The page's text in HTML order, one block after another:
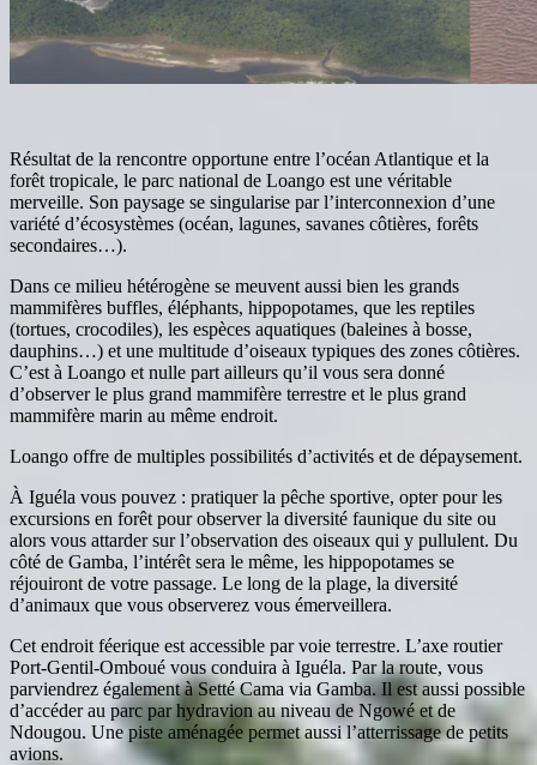
Résultat de la rencontre opportune entre l’océan Atlantique et la
forêt tropicale, le parc national de Loango est une véritable
merveille. Son paysage se singularise par l’interconnexion d’une
variété d’écosystèmes (océan, lagunes, savanes côtières, forêts
secondaires…).
Dans ce milieu hétérogène se meuvent aussi bien les grands
mammifères buffles, éléphants, hippopotames, que les reptiles
(tortues, crocodiles), les espèces aquatiques (baleines à bosse,
dauphins…) et une multitude d’oiseaux typiques des zones côtières.
C’est à Loango et nulle part ailleurs qu’il vous sera donné
d’observer le plus grand mammifère terrestre et le plus grand
mammifère marin au même endroit.
Loango offre de multiples possibilités d’activités et de dépaysement.
À Iguéla vous pouvez : pratiquer la pêche sportive, opter pour les
excursions en forêt pour observer la diversité faunique du site ou
alors vous attarder sur l’observation des oiseaux qui y pullulent. Du
côté de Gamba, l’intérêt sera le même, les hippopotames se
réjouiront de votre passage. Le long de la plage, la diversité
d’animaux que vous observerez vous émerveillera.
Cet endroit féerique est accessible par voie terrestre. L’axe routier
Port-Gentil-Omboué vous conduira à Iguéla. Par la route, vous
parviendrez également à Setté Cama via Gamba. Il est aussi possible
d’accéder au parc par hydravion au niveau de Ngowé et de
Ndougou. Une piste aménagée permet aussi l’atterrissage de petits
avions.